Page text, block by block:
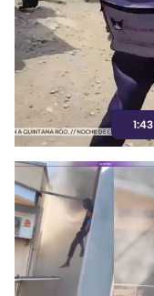
1:43